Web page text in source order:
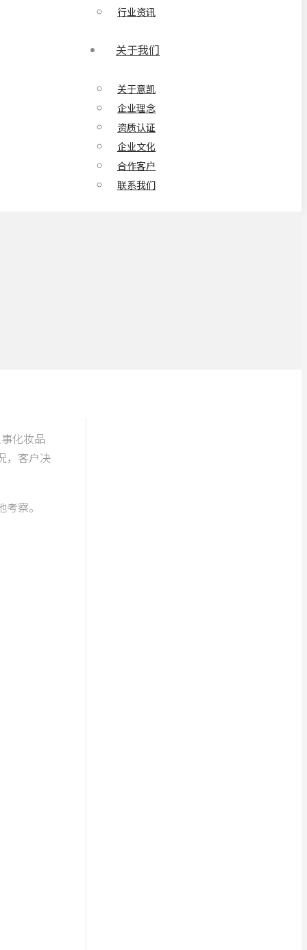
行业资讯
关于我们
关于意凯
企业理念
资质认证
企业文化
合作客户
联系我们
化妆品
，客户决
察。